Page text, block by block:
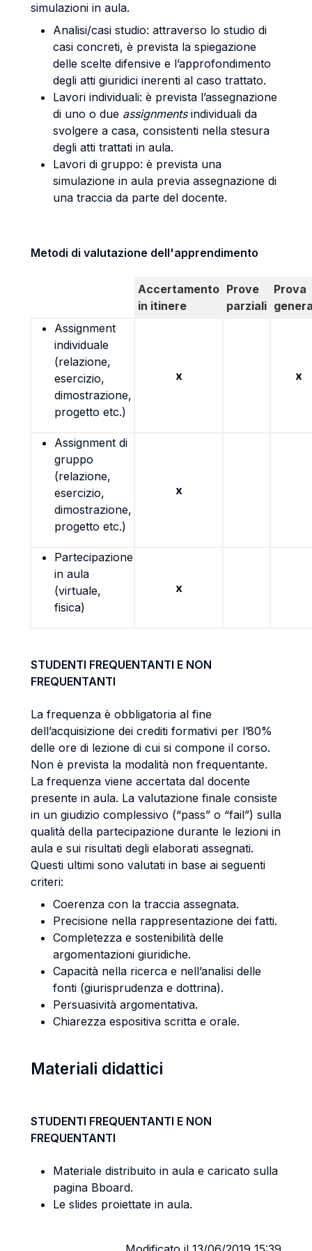
simulazioni in aula.
Analisi/casi studio: attraverso lo studio di
casi concreti, è prevista la spiegazione
delle scelte difensive e l’approfondimento
degli atti giuridici inerenti al caso trattato.
Lavori individuali: è prevista l’assegnazione
di uno o due assignmentsindividuali da
svolgere a casa, consistenti nella stesura
degli atti trattati in aula.
Lavori di gruppo: è prevista una
simulazione in aula previa assegnazione di
una traccia da parte del docente.
Metodi di valutazione dell'apprendimento
Accertamento
in itinere
Prove
parziali
Prova
Assignment
individuale
(relazione,
esercizio,
dimostrazione,
progetto etc.)
x x
Assignment di
gruppo
(relazione,
esercizio,
dimostrazione,
progetto etc.)
x
Partecipazione
in aula
(virtuale,
fisica)
x
STUDENTI FREQUENTANTI E NON
FREQUENTANTI
La frequenza è obbligatoria al fine
dell’acquisizione dei crediti formativi per l’80%
delle ore di lezione di cui si compone il corso.
Non è prevista la modalità non frequentante.
La frequenza viene accertata dal docente
presente in aula. La valutazione finale consiste
in un giudizio complessivo (“pass” o “fail”) sulla
qualità della partecipazione durante le lezioni in
aula e sui risultati degli elaborati assegnati.
Questi ultimi sono valutati in base ai seguenti
criteri:
Coerenza con la traccia assegnata.
Precisione nella rappresentazione dei fatti.
Completezza e sostenibilità delle
argomentazioni giuridiche.
Capacità nella ricerca e nell’analisi delle
fonti (giurisprudenza e dottrina).
Persuasività argomentativa.
Chiarezza espositiva scritta e orale.
Materiali didattici
STUDENTI FREQUENTANTI E NON
FREQUENTANTI
Materiale distribuito in aula e caricato sulla
pagina Bboard.
Le slides proiettate in aula.